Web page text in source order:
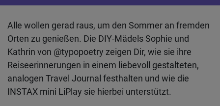
Alle wollen gerad raus, um den Sommer an fremden
Orten zu genießen. Die DIY-Mädels Sophie und
Kathrin von @typopoetry zeigen Dir, wie sie ihre
Reiseerinnerungen in einem liebevoll gestalteten,
analogen Travel Journal festhalten und wie die
INSTAX mini LiPlay sie hierbei unterstützt.